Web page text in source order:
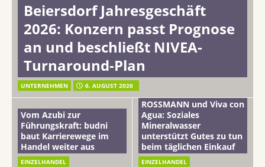
Beiersdorf Jahresgeschäft
2026: Konzern passt Prognose
an und beschließt NIVEA-
Turnaround-Plan
UNTERNEHMEN 6. AUGUST 2026
Vom Azubi zur
Führungskraft: budni
baut Karrierewege im
Handel weiter aus
EINZELHANDEL
ROSSMANN und Viva con
Agua: Soziales
Mineralwasser
unterstützt Gutes zu tun
beim täglichen Einkauf
EINZELHANDEL